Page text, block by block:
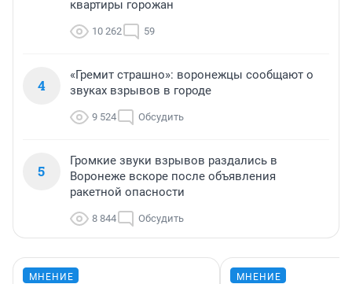
квартиры горожан
10 262 59
4
«Гремит страшно»: воронежцы сообщают о
звуках взрывов в городе
9 524 Обсудить
5
Громкие звуки взрывов раздались в
Воронеже вскоре после объявления
ракетной опасности
8 844 Обсудить
МНЕНИЕ МНЕНИЕ